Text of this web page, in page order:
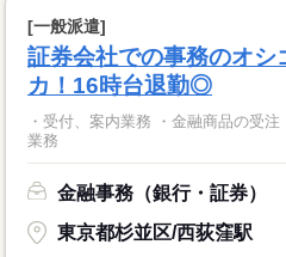
[一般派遣]
証券会社での事務のオ
カ！16時台退勤◎
・受付、案内業務 ・金融商品の受
業務
金融事務（銀行・証券）
東京都杉並区/西荻窪駅